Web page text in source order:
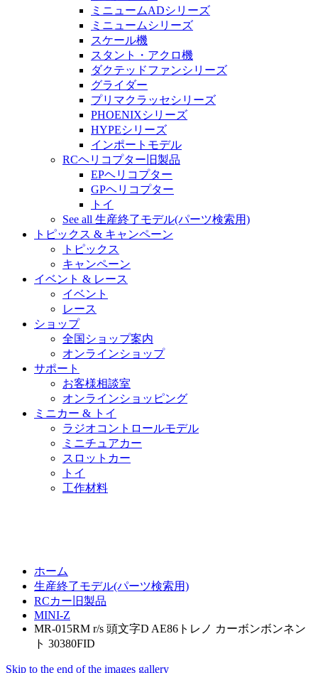
ミニュームADシリーズ
ミニュームシリーズ
スケール機
スタント・アクロ機
ダクテッドファンシリーズ
グライダー
プリマクラッセシリーズ
PHOENIXシリーズ
HYPEシリーズ
インポートモデル
RCヘリコプター旧製品
EPヘリコプター
GPヘリコプター
トイ
See all 生産終了モデル(パーツ検索用)
トピックス & キャンペーン
トピックス
キャンペーン
イベント & レース
イベント
レース
ショップ
全国ショップ案内
オンラインショップ
サポート
お客様相談室
オンラインショッピング
ミニカー & トイ
ラジオコントロールモデル
ミニチュアカー
スロットカー
トイ
工作材料
ホーム
生産終了モデル(パーツ検索用)
RCカー旧製品
MINI-Z
MR-015RM r/s 頭文字D AE86トレノ カーボンボンネン
ト 30380FID
Skip to the end of the images gallery